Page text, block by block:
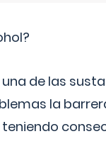
de las
la